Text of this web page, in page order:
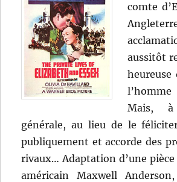
comte
aussitôt
Mais,
générale, au lieu de le
publiquement et accorde des
rivaux… Adaptation d’une
américain Maxwell